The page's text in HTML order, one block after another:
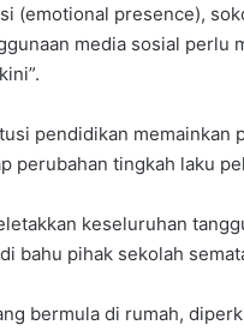
(emotional presence),
media sosial perlu
pendidikan memainkan
perubahan tingkah laku
keseluruhan
bahu pihak sekolah
bermula di rumah,